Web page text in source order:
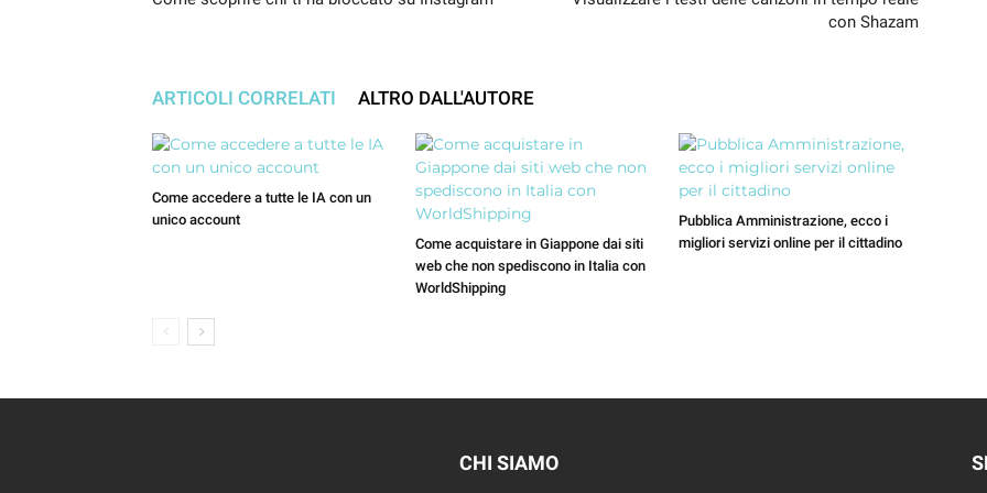
con Shazam
ARTICOLI CORRELATI ALTRO DALL'AUTORE
Come accedere a tutte le IA con un
unico account
Come acquistare in Giappone dai siti
web che non spediscono in Italia con
WorldShipping
Pubblica Amministrazione, ecco i
migliori servizi online per il cittadino
CHI SIAMO